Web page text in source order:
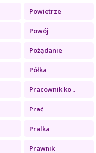
Powietrze
Powój
Pożądanie
Półka
Pracownik ko...
Prać
Pralka
Prawnik